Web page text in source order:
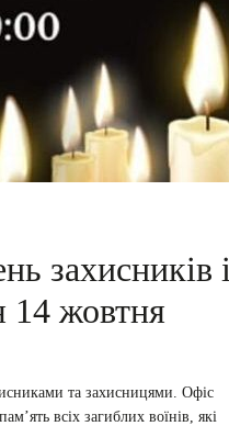
захисників і
14 жовтня
та захисницями. Офіс
всіх загиблих воїнів, які